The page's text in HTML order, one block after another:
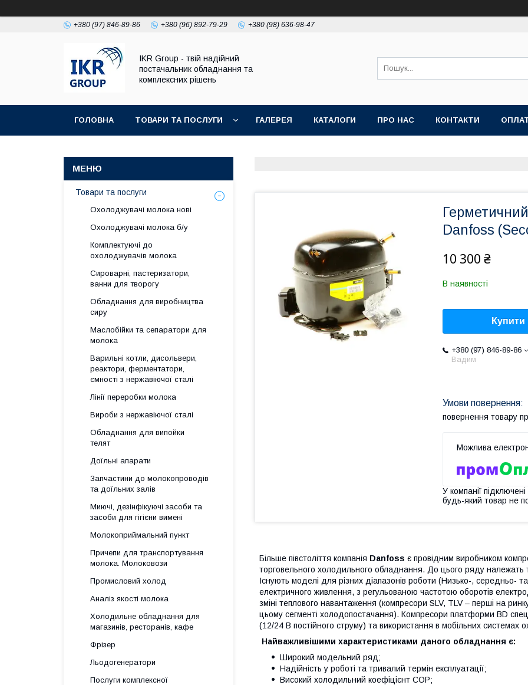
+380 (97) 846-89-86 +380 (96) 892-79-29 +380 (98) 636-98-47
IKR Group - твій надійний
постачальник обладнання та
комплексних рішень
ГОЛОВНА ТОВАРИ ТА ПОСЛУГИ ГАЛЕРЕЯ КАТАЛОГИ ПРО НАС КОНТАКТИ
Danfoss
10 300 ₴
В наявності
Купити
+380 (97) 846-89-86
Вадим
повернення товару
У компанії
будь-який товар не
Більше півстоліття компанія Danfoss є провідним виробником
торговельного холодильного обладнання. До цього ряду належать
Існують моделі для різних діапазонів роботи (Низько-, середньо-
електричного живлення, з регульованою частотою оборотів
зміні теплового навантаження (компресори SLV, TLV – перші на
цьому сегменті холодопостачання). Компресори платформи BD
(12/24 В постійного струму) та використання в мобільних системах
Найважливішими характеристиками даного обладнання є:
Широкий модельний ряд;
Надійність у роботі та тривалий термін експлуатації;
Високий холодильний коефіцієнт СОР;
Товари та послуги
Охолоджувачі молока нові
Охолоджувачі молока б/у
Комплектуючі до
охолоджувачів молока
Сироварні, пастеризатори,
ванни для творогу
Обладнання для виробництва
сиру
Маслобійки та сепаратори для
молока
Варильні котли, дисольвери,
реактори, ферментатори,
ємності з нержавіючої сталі
Лінії переробки молока
Вироби з нержавіючої сталі
Обладнання для випойки
телят
Доїльні апарати
Запчастини до молокопроводів
та доїльних залів
Миючі, дезінфікуючі засоби та
засоби для гігієни вимені
Молокоприймальний пункт
Причепи для транспортування
молока. Молоковози
Промисловий холод
Аналіз якості молока
Холодильне обладнання для
магазинів, ресторанів, кафе
Фрізер
Льодогенератори
Послуги комплексної